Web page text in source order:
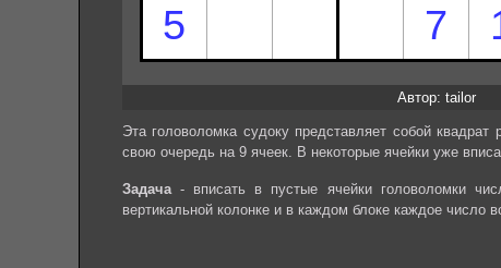
Автор: tailor
Эта головоломка судоку представляет собой
свою очередь на 9 ячеек. В некоторые ячейки уже
Задача- вписать в пустые ячейки головоломки
вертикальной колонке и в каждом блоке каждое число